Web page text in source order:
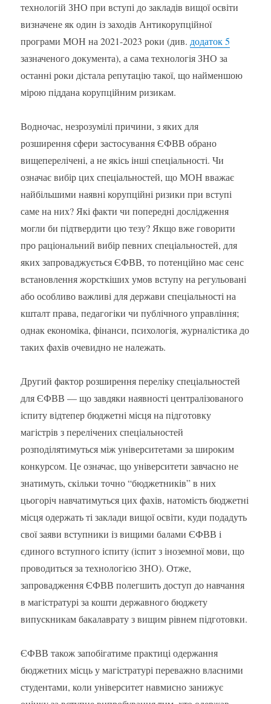
технологій ЗНО при вступі до закладів вищої освіти
визначене як один із заходів Антикорупційної
програми МОН на 2021-2023 роки (див.додаток 5
зазначеного документа), а сама технологія ЗНО за
останні роки дістала репутацію такої, що найменшою
мірою піддана корупційним ризикам.
Водночас, незрозумілі причини, з яких для
розширення сфери застосування ЄФВВ обрано
вищеперелічені, а не якісь інші спеціальності. Чи
означає вибір цих спеціальностей, що МОН вважає
найбільшими наявні корупційні ризики при вступі
саме на них? Які факти чи попередні дослідження
могли би підтвердити цю тезу? Якщо вже говорити
про раціональний вибір певних спеціальностей, для
яких запроваджується ЄФВВ, то потенційно має сенс
встановлення жорсткіших умов вступу на регульовані
або особливо важливі для держави спеціальності на
кшталт права, педагогіки чи публічного управління;
однак економіка, фінанси, психологія, журналістика до
таких фахів очевидно не належать.
Другий фактор розширення переліку спеціальностей
для ЄФВВ — що завдяки наявності централізованого
іспиту відтепер бюджетні місця на підготовку
магістрів з перелічених спеціальностей
розподілятимуться між університетами за широким
конкурсом. Це означає, що університети завчасно не
знатимуть, скільки точно “бюджетників” в них
цьогоріч навчатимуться цих фахів, натомість бюджетні
місця одержать ті заклади вищої освіти, куди подадуть
свої заяви вступники із вищими балами ЄФВВ і
єдиного вступного іспиту (іспит з іноземної мови, що
проводиться за технологією ЗНО). Отже,
запровадження ЄФВВ полегшить доступ до навчання
в магістратурі за кошти державного бюджету
випускникам бакалаврату з вищим рівнем підготовки.
ЄФВВ також запобігатиме практиці одержання
бюджетних місць у магістратурі переважно власними
студентами, коли університет навмисно занижує